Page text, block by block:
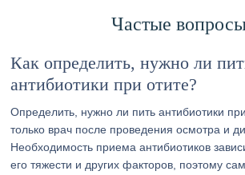
Частые
Как определить, нужно ли
антибиотики при отите?
Определить, нужно ли пить антибиотики
только врач после проведения осмотра и
Необходимость приема антибиотиков
его тяжести и других факторов, поэтому